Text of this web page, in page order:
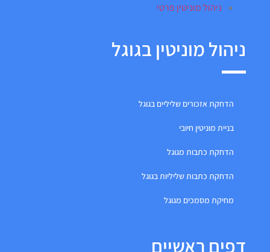
ניהול מוניטין פרטי
ניהול מוניטין בגוגל
הדחקת אזכורים שליליים בגוגל
בניית מוניטין חיובי
הדחקת כתבות מגוגל
הדחקת כתבות שליליות בגוגל
מחיקת מסמכים מגוגל
דפים ראשיים